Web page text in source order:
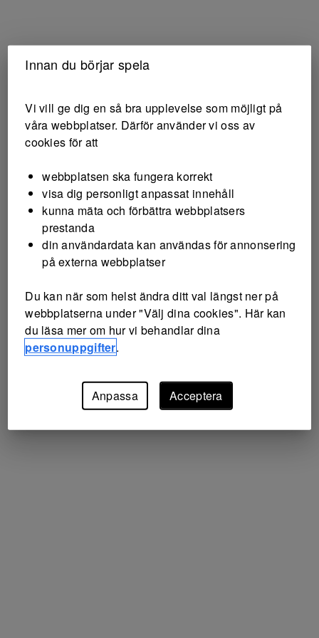
Innan du börjar spela
Vi vill ge dig en så bra upplevelse som möjligt på
våra webbplatser. Därför använder vi oss av
cookies för att
webbplatsen ska fungera korrekt
visa dig personligt anpassat innehåll
kunna mäta och förbättra webbplatsers
prestanda
din användardata kan användas för annonsering
på externa webbplatser
Du kan när som helst ändra ditt val längst ner på
webbplatserna under "Välj dina cookies". Här kan
du läsa mer om hur vi behandlar dina
personuppgifter.
Anpassa Acceptera